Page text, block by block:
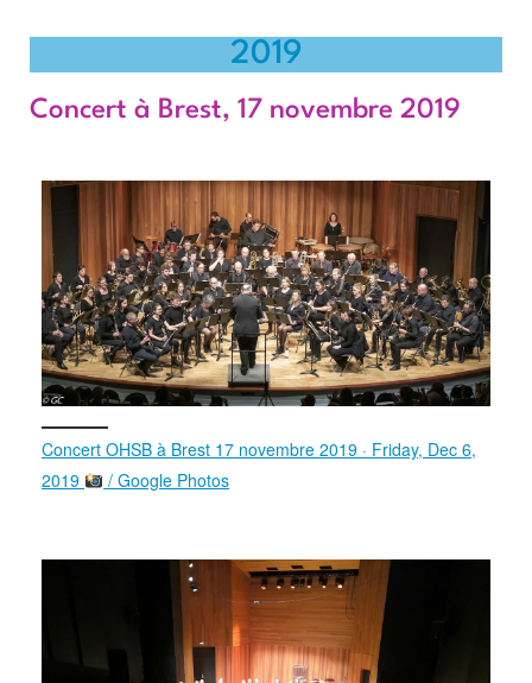
2019
Concert à Brest, 17 novembre 2019
Concert OHSB à Brest 17 novembre 2019 · Friday, Dec 6,
2019
/ Google Photos